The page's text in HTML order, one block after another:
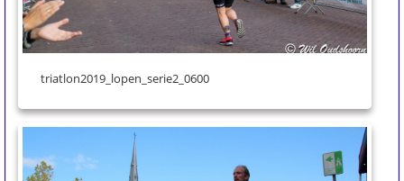
triatlon2019_lopen_serie2_0600